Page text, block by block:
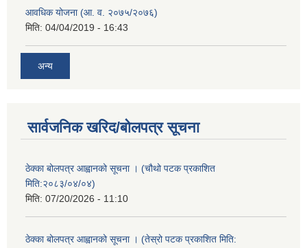
आवधिक योजना (आ. व. २०७५/२०७६)
मिति: 04/04/2019 - 16:43
अन्य
सार्वजनिक खरिद/बोलपत्र सूचना
ठेक्का बोलपत्र आह्वानको सूचना । (चौथो पटक प्रकाशित
मिति:२०८३/०४/०४)
मिति: 07/20/2026 - 11:10
ठेक्का बोलपत्र आह्वानको सूचना । (तेस्रो पटक प्रकाशित मिति: